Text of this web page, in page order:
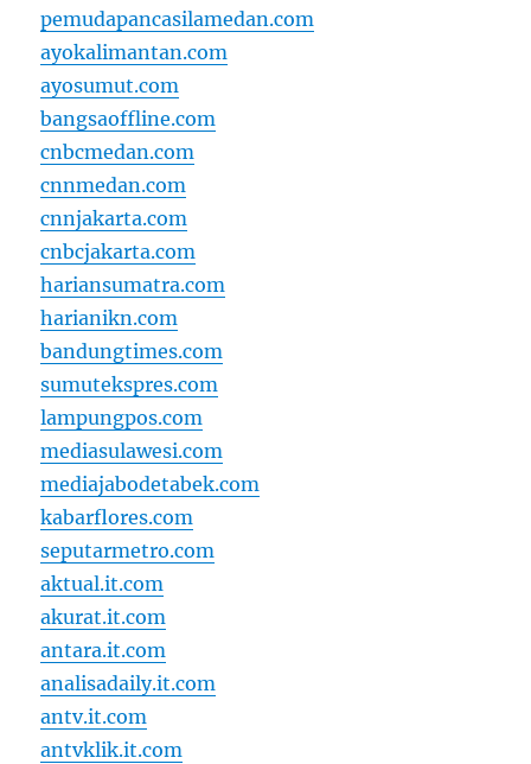
pemudapancasilamedan.com
ayokalimantan.com
ayosumut.com
bangsaoffline.com
cnbcmedan.com
cnnmedan.com
cnnjakarta.com
cnbcjakarta.com
hariansumatra.com
harianikn.com
bandungtimes.com
sumutekspres.com
lampungpos.com
mediasulawesi.com
mediajabodetabek.com
kabarflores.com
seputarmetro.com
aktual.it.com
akurat.it.com
antara.it.com
analisadaily.it.com
antv.it.com
antvklik.it.com